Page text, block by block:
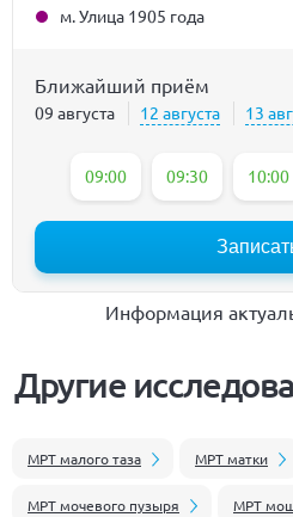
м. Улица 1905 года
Ближайший приём
09 августа 12 августа 13
09:00 09:30 10:00
Информация
Другие
МРТ малого таза МРТ матки
МРТ мочевого пузыря МРТ